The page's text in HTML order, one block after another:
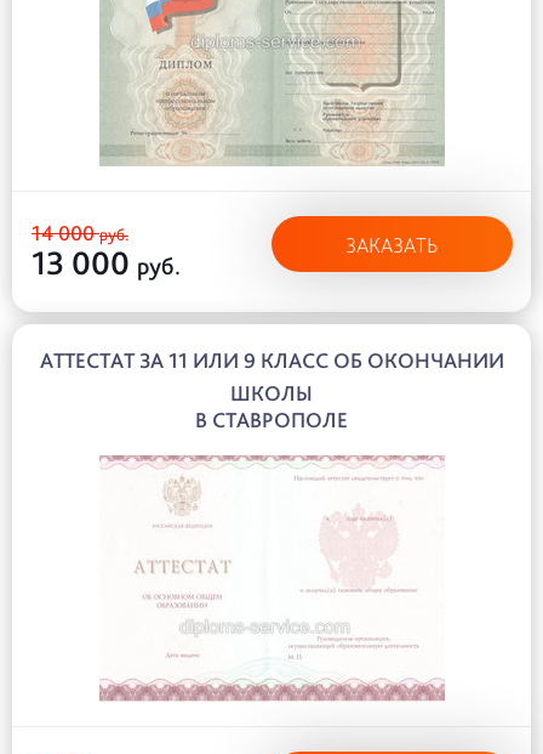
14 000руб.
13 000 руб.
ЗАКАЗАТЬ
АТТЕСТАТ ЗА 11 ИЛИ 9 КЛАСС ОБ ОКОНЧАНИИ
ШКОЛЫ
В СТАВРОПОЛЕ